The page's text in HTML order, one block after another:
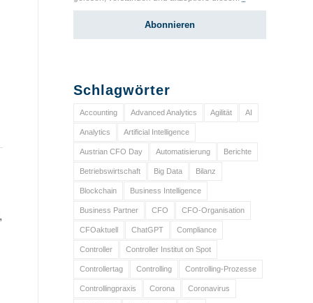
Schlagwörter
Accounting Advanced Analytics Agilität AI
Analytics Artificial Intelligence
Austrian CFO Day Automatisierung Berichte
Betriebswirtschaft Big Data Bilanz
Blockchain Business Intelligence
Business Partner CFO CFO-Organisation
CFOaktuell ChatGPT Compliance
Controller Controller Institut on Spot
Controllertag Controlling Controlling-Prozesse
Controllingpraxis Corona Coronavirus